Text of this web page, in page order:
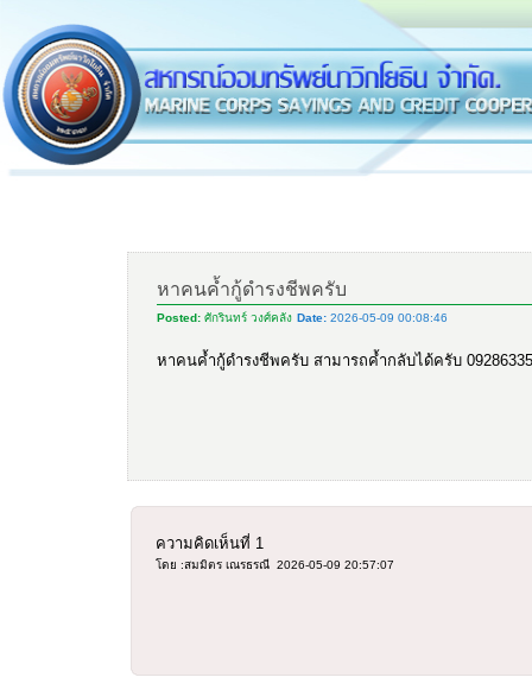
หาคนค้ำกู้ดำรงชีพครับ
Posted: ศักรินทร์ วงศ์คลัง Date: 2026-05-09 00:08:46
หาคนค้ำกู้ดำรงชีพครับ สามารถค้ำกลับได้ครับ
ความคิดเห็นที่ 1
โดย :สมมิตร เณรธรณี 2026-05-09 20:57:07